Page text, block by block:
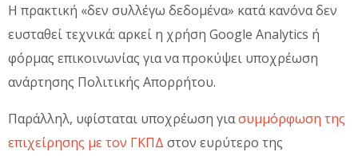
Η πρακτική «δεν συλλέγω δεδομένα» κατά κανόνα δεν
ευσταθεί τεχνικά: αρκεί η χρήση Google Analytics ή
φόρμας επικοινωνίας για να προκύψει υποχρέωση
ανάρτησης Πολιτικής Απορρήτου.
Παράλληλ, υφίσταται υποχρέωση γιασυμμόρφωση της
επιχείρησης με τον ΓΚΠΔ στον ευρύτερο της